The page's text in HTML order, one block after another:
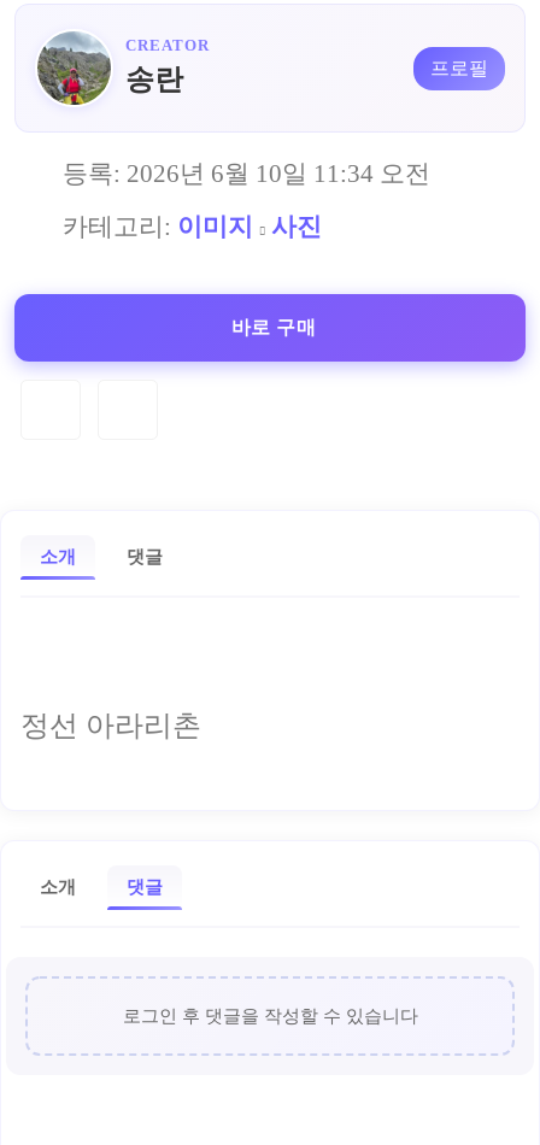
CREATOR
송란 프로필
등록: 2026년 6월 10일 11:34 오전
카테고리: 이미지 사진
바로 구매
소개 댓글
정선 아라리촌
소개 댓글
로그인 후 댓글을 작성할 수 있습니다